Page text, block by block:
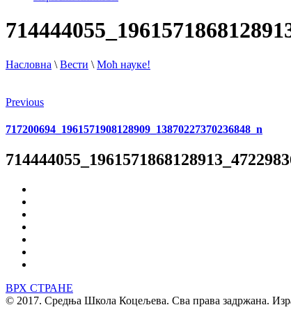
Насловна \ Вести \ Моћ науке!
Previous
717200694_1961571908128909_13870227370236848_n
ВРХ СТРАНЕ
© 2017. Средња Школа Коцељева. Сва права задржана.